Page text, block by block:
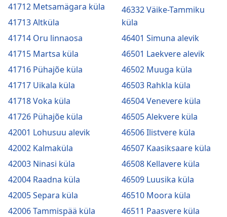
41712 Metsamägara küla
41713 Altküla
41714 Oru linnaosa
41715 Martsa küla
41716 Pühajõe küla
41717 Uikala küla
41718 Voka küla
41726 Pühajõe küla
42001 Lohusuu alevik
42002 Kalmaküla
42003 Ninasi küla
42004 Raadna küla
42005 Separa küla
42006 Tammispää küla
46332 Väike-Tammiku
küla
46401 Simuna alevik
46501 Laekvere alevik
46502 Muuga küla
46503 Rahkla küla
46504 Venevere küla
46505 Alekvere küla
46506 Ilistvere küla
46507 Kaasiksaare küla
46508 Kellavere küla
46509 Luusika küla
46510 Moora küla
46511 Paasvere küla